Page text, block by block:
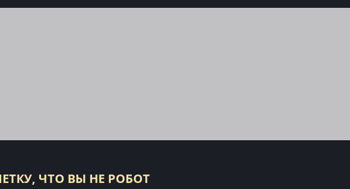
ЧТО ВЫ НЕ РОБОТ